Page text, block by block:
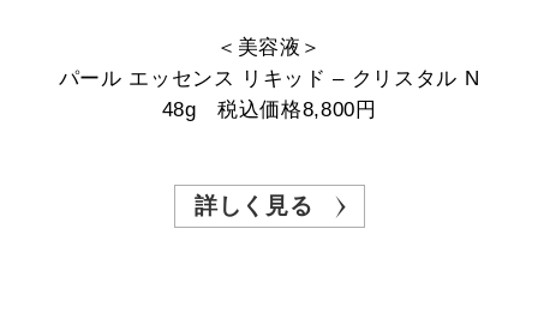
＜美容液＞
パール エッセンス リキッド – クリスタル N
48g 税込価格8,800円
詳しく見る